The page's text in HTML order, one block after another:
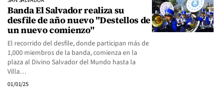
Banda El Salvador realiza su
desfile de año nuevo "Destellos de
un nuevo comienzo"
El recorrido del desfile, donde participan más de
1,000 miembros de la banda, comienza en la
plaza al Divino Salvador del Mundo hasta la
Villa…
01/01/25